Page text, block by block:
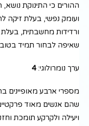
ההורים כי התינוקת
ועומק נפשי, בעלת זיקה
ורדידות מחשבתית,
שאיפה לבחור תמיד
ערך נומרולוגי:4
מספרי ארבע מאופיינים
שהם אנשים מאוד
ויעילה ולקרקע תומכת